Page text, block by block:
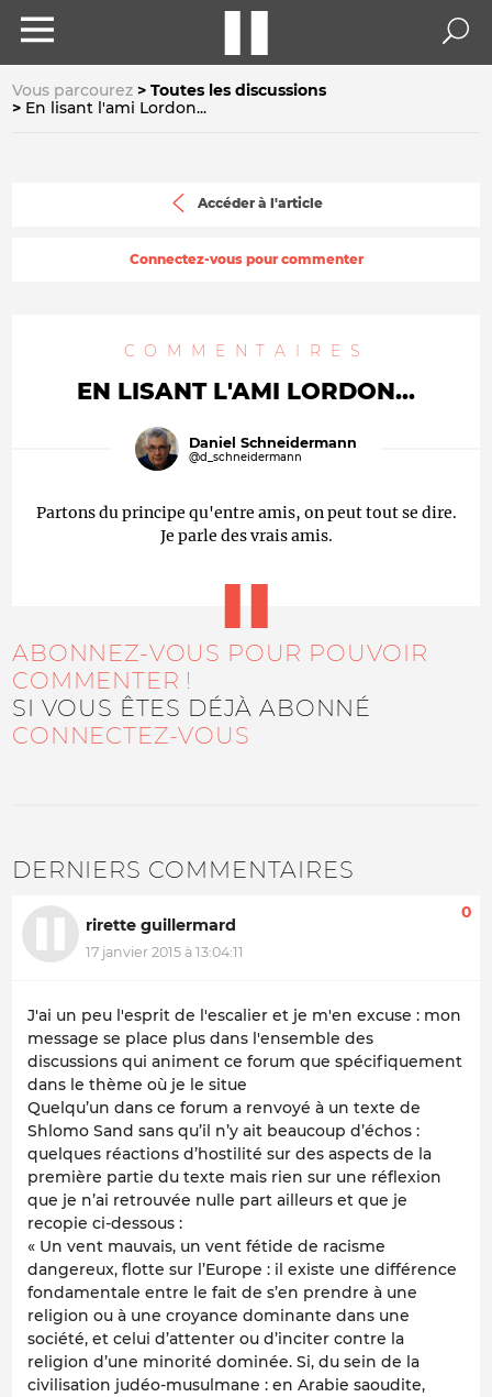
Vous parcourez
Toutes les discussions
En lisant l'ami Lordon...
Accéder à l'article
Connectez-vous pour commenter
COMMENTAIRES
EN LISANT L'AMI LORDON...
Daniel Schneidermann
@d_schneidermann
Partons du principe qu'entre amis, on peut tout se dire.
Je parle des vrais amis.
ABONNEZ-VOUS POUR POUVOIR
COMMENTER !
SI VOUS ÊTES DÉJÀ ABONNÉ
CONNECTEZ-VOUS
DERNIERS COMMENTAIRES
rirette guillermard
17 janvier 2015 à 13:04:11
0
J'ai un peu l'esprit de l'escalier et je m'en excuse : mon
message se place plus dans l'ensemble des
discussions qui animent ce forum que spécifiquement
dans le thème où je le situe
Quelqu’un dans ce forum a renvoyé à un texte de
Shlomo Sand sans qu’il n’y ait beaucoup d’échos :
quelques réactions d’hostilité sur des aspects de la
première partie du texte mais rien sur une réflexion
que je n’ai retrouvée nulle part ailleurs et que je
recopie ci-dessous :
« Un vent mauvais, un vent fétide de racisme
dangereux, flotte sur l’Europe : il existe une différence
fondamentale entre le fait de s’en prendre à une
religion ou à une croyance dominante dans une
société, et celui d’attenter ou d’inciter contre la
religion d’une minorité dominée. Si, du sein de la
civilisation judéo-musulmane : en Arabie saoudite,